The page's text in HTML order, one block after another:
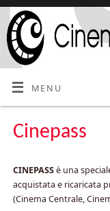
MENU
Cinepass
CINEPASSè una
acquistata e ricaricata
(Cinema Centrale,